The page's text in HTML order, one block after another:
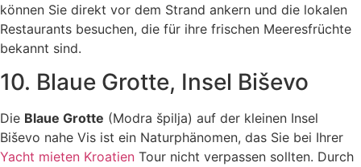
können Sie direkt vor dem Strand ankern und die lokalen
Restaurants besuchen, die für ihre frischen Meeresfrüchte
bekannt sind.
10. Blaue Grotte, Insel Biševo
Die Blaue Grotte (Modra špilja) auf der kleinen Insel
Biševo nahe Vis ist ein Naturphänomen, das Sie bei Ihrer
Yacht mieten Kroatien Tour nicht verpassen sollten. Durch